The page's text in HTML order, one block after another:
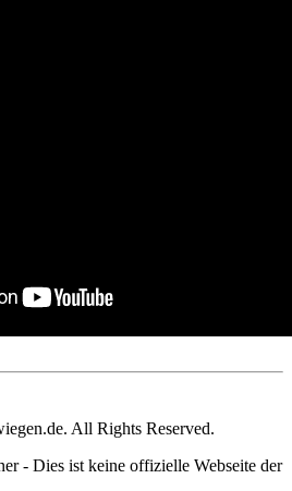
All Rights Reserved.
- Dies ist keine offizielle Webseite der